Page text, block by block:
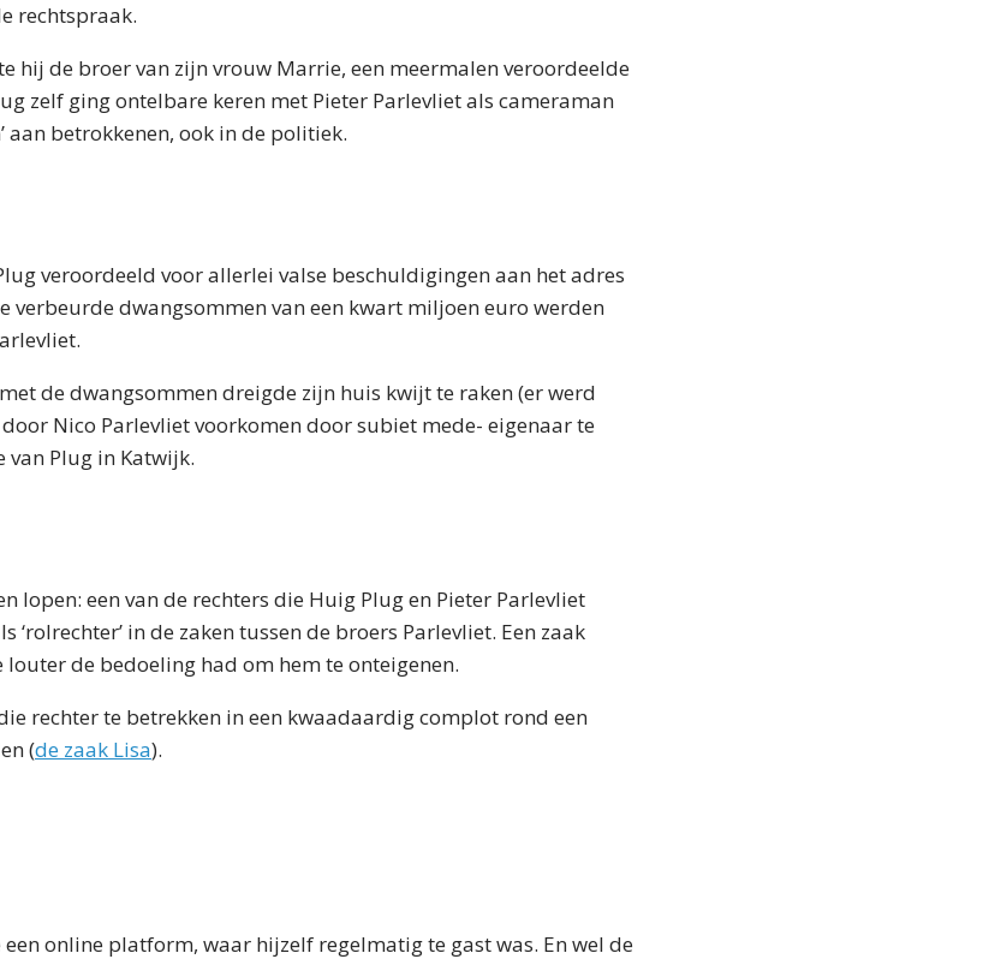
rechtspraak.
hij de broer van zijn vrouw Marrie, een meermalen veroordeelde
zelf ging ontelbare keren met Pieter Parlevliet als cameraman
aan betrokkenen, ook in de politiek.
veroordeeld voor allerlei valse beschuldigingen aan het adres
verbeurde dwangsommen van een kwart miljoen euro werden
de dwangsommen dreigde zijn huis kwijt te raken (er werd
Nico Parlevliet voorkomen door subiet mede- eigenaar te
van Plug in Katwijk.
lopen: een van de rechters die Huig Plug en Pieter Parlevliet
‘rolrechter’ in de zaken tussen de broers Parlevliet. Een zaak
de bedoeling had om hem te onteigenen.
rechter te betrekken in een kwaadaardig complot rond een
(de zaak Lisa).
online platform, waar hijzelf regelmatig te gast was. En wel de